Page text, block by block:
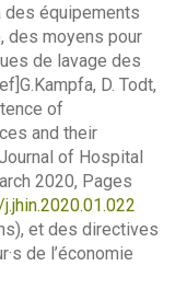
des équipements
des moyens pour
de lavage des
D. Todt,
of
and their
of Hospital
2020, Pages
et des directives
de l’économie